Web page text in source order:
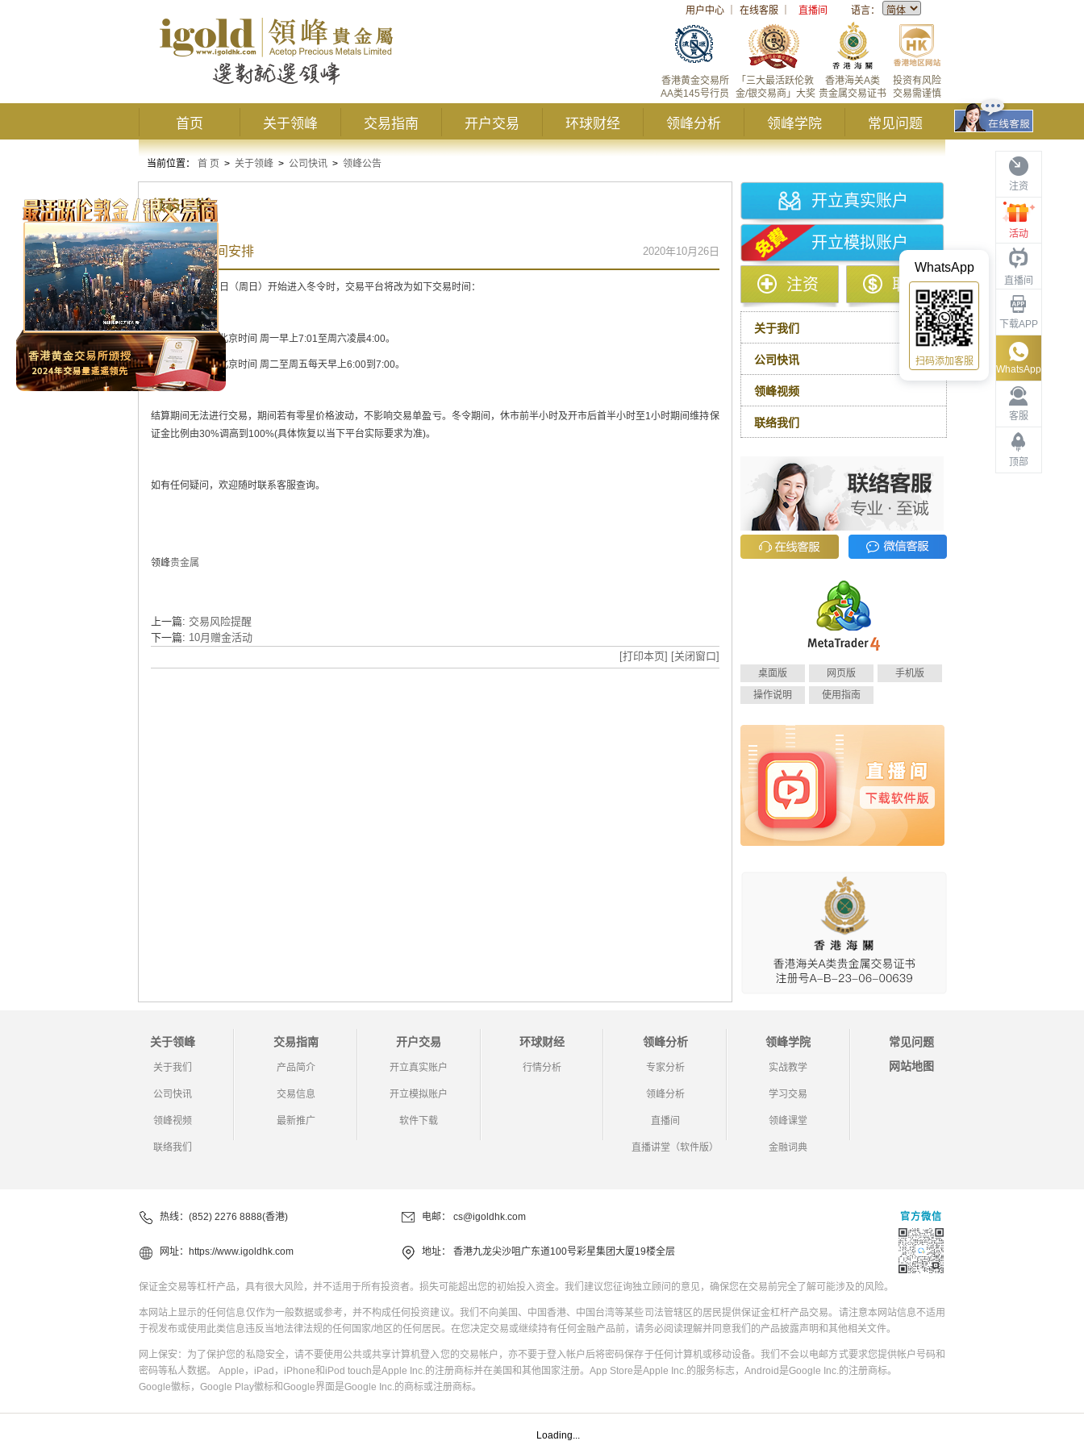
用户中心 在线客服 直播间 语言：
投资有风险
交易需谨慎
香港海关A类
贵金属交易证书
「三大最活跃伦敦
金/银交易商」大奖
香港黄金交易所
AA类145号行员
首页 关于领峰 交易指南 开户交易 环球财经 领峰分析 领峰学院 常见问题
注资
活动
直播间
下载APP
客服
顶部
WhatsApp
WhatsApp
扫码添加客服
当前位置： 首 页 > 关于领峰 > 公司快讯 > 领峰公告
领峰公告
冬令交易时间安排 2020年10月26日
由2020年11月1日（周日）开始进入冬令时，交易平台将改为如下交易时间：
冬令交易时间：北京时间 周一早上7:01至周六凌晨4:00。
冬令结算时间：北京时间 周二至周五每天早上6:00到7:00。
结算期间无法进行交易，期间若有零星价格波动，不影响交易单盈亏。冬令期间，休市前半小时及开市后首半小时至1小时期间维持保
证金比例由30%调高到100%(具体恢复以当下平台实际要求为准)。
如有任何疑问，欢迎随时联系客服查询。
领峰贵金属
上一篇: 交易风险提醒
下一篇: 10月赠金活动
[打印本页] [关闭窗口]
开立真实账户
开立模拟账户
注资 取款
关于我们
公司快讯
领峰视频
联络我们
桌面版 网页版
手机版
操作说明
使用指南
关于领峰
关于我们
公司快讯
领峰视频
联络我们
交易指南
产品简介
交易信息
最新推广
开户交易
开立真实账户
开立模拟账户
软件下载
环球财经
行情分析
领峰分析
专家分析
领峰分析
直播间
直播讲堂（软件版）
领峰学院
实战教学
学习交易
领峰课堂
金融词典
常见问题
网站地图
热线：(852) 2276 8888(香港) 电邮： cs@igoldhk.com
网址： https://www.igoldhk.com 地址： 香港九龙尖沙咀广东道100号彩星集团大厦19楼全层
官方微信
保证金交易等杠杆产品，具有很大风险，并不适用于所有投资者。损失可能超出您的初始投入资金。我们建议您征询独立顾问的意见，确保您在交易前完全了解可能涉及的风险。
本网站上显示的任何信息仅作为一般数据或参考，并不构成任何投资建议。我们不向美国、中国香港、中国台湾等某些司法管辖区的居民提供保证金杠杆产品交易。请注意本网站信息不适用
于视发布或使用此类信息违反当地法律法规的任何国家/地区的任何居民。在您决定交易或继续持有任何金融产品前，请务必阅读理解并同意我们的产品披露声明和其他相关文件。
网上保安：为了保护您的私隐安全，请不要使用公共或共享计算机登入您的交易帐户，亦不要于登入帐户后将密码保存于任何计算机或移动设备。我们不会以电邮方式要求您提供帐户号码和
密码等私人数据。 Apple，iPad，iPhone和iPod touch是Apple Inc.的注册商标并在美国和其他国家注册。App Store是Apple Inc.的服务标志，Android是Google Inc.的注册商标。
Google徽标，Google Play徽标和Google界面是Google Inc.的商标或注册商标。
Loading...